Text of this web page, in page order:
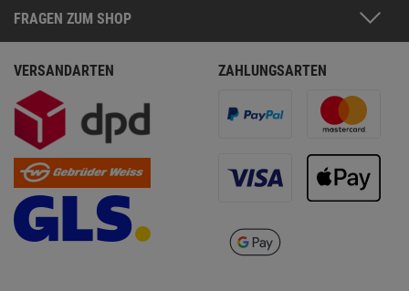
FRAGEN ZUM SHOP
VERSANDARTEN ZAHLUNGSARTEN